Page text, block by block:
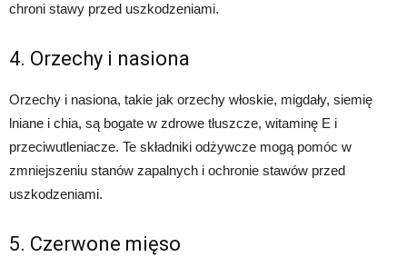
chroni stawy przed uszkodzeniami.
4. Orzechy i nasiona
Orzechy i nasiona, takie jak orzechy włoskie, migdały, siemię
lniane i chia, są bogate w zdrowe tłuszcze, witaminę E i
przeciwutleniacze. Te składniki odżywcze mogą pomóc w
zmniejszeniu stanów zapalnych i ochronie stawów przed
uszkodzeniami.
5. Czerwone mięso